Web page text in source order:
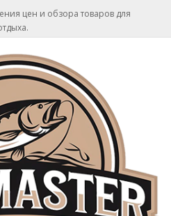
цен и обзора товаров для